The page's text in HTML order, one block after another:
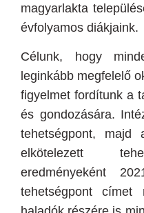
magyarlakta
évfolyamos diákjaink.
Célunk, hogy
leginkább megfelelő
figyelmet fordítunk a
és gondozására.
tehetségpont, majd
elkötelezett
eredményeként
tehetségpont